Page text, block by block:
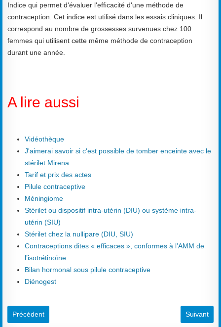
Indice qui permet d'évaluer l'efficacité d'une méthode de
contraception. Cet indice est utilisé dans les essais cliniques. Il
correspond au nombre de grossesses survenues chez 100
femmes qui utilisent cette même méthode de contraception
durant une année.
A lire aussi
Vidéothèque
J'aimerai savoir si c'est possible de tomber enceinte avec le
stérilet Mirena
Tarif et prix des actes
Pilule contraceptive
Méningiome
Stérilet ou dispositif intra-utérin (DIU) ou système intra-
utérin (SIU)
Stérilet chez la nullipare (DIU, SIU)
Contraceptions dites « efficaces », conformes à l’AMM de
l’isotrétinoïne
Bilan hormonal sous pilule contraceptive
Diénogest
Article précédent : Incubation (période d')
Précédent Article
Suivant